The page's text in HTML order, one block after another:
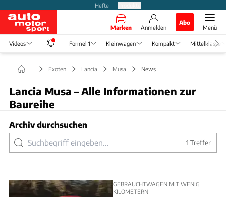
Hefte
Marken Anmelden
Abo
Menü
Videos Formel 1 Kleinwagen Kompakt Mittelklasse
Exoten Lancia Musa News
Lancia Musa – Alle Informationen zur
Baureihe
Archiv durchsuchen
1 Treffer
GEBRAUCHTWAGEN MIT WENIG
KILOMETERN